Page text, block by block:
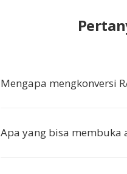
Mengapa mengkonversi
Apa yang bisa membuka